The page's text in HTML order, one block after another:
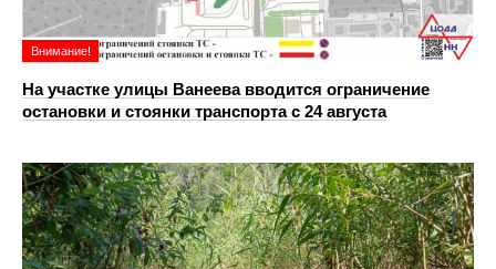
Внимание!
На участке улицы Ванеева вводится ограничение
остановки и стоянки транспорта с 24 августа